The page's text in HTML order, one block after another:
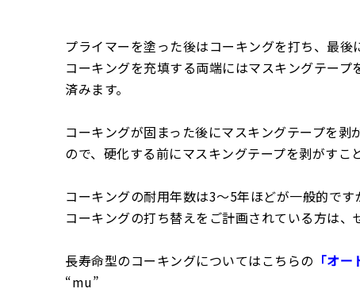
プライマーを塗った後はコーキングを打ち、最後
コーキングを充填する両端にはマスキングテー
済みます。
コーキングが固まった後にマスキングテープを
ので、硬化する前にマスキングテープを剥がすこ
コーキングの耐用年数は3〜5年ほどが一般的で
コーキングの打ち替えをご計画されている方は、
長寿命型のコーキングについてはこちらの 「オ
“mu”